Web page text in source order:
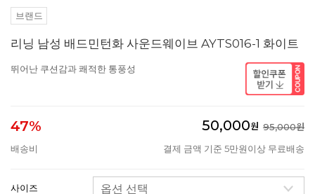
브랜드
리닝 남성 배드민턴화 사운드웨이브 AYTS016-1 화이트
뛰어난 쿠션감과 쾌적한 통풍성
47% 50,000원 95,000원
배송비
결제 금액 기준 5만원이상 무료배송
사이즈